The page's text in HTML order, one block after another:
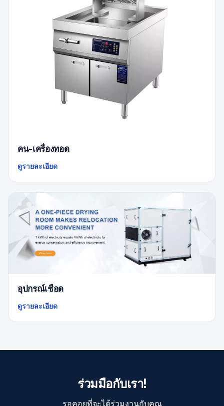
คน-เครื่องทอด
ดูรายละเอียด
อุปกรณ์เชือด
ดูรายละเอียด
ร่วมมือกับเรา!
รอคอยที่จะได้ร่วมงานกับคุณ